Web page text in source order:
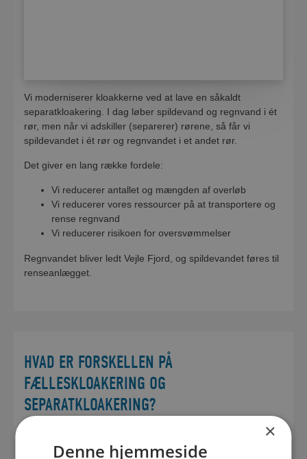
Vi moderniserer kloakkerne ved at lave en såkaldt
separatkloakering. I dag løber spildevand og regnvand i ét
rør, men når vi adskiller (separerer) rørene, så får vi
spildevandet i ét rør og regnvandet i et andet rør.
Det giver en lang række fordele:
Vi reducerer antallet og mængden af overløb
Vi reducerer vores ressourcer på at transportere og
rense regnvand
Vi reducerer risikoen for oversvømmelser
Regnvandet bliver ledt Vejle Fjord, og spildevandet føres til
renseanlægget.
HVAD ER FORSKELLEN PÅ
FÆLLESKLOAKERING OG
SEPARATKLOAKERING?
×
Denne hjemmeside